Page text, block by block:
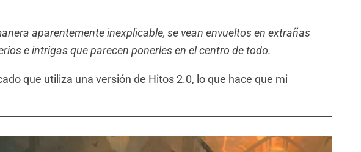
aparentemente inexplicable, se vean envueltos en extrañas
e intrigas que parecen ponerles en el centro de todo.
que utiliza una versión de Hitos 2.0, lo que hace que mi